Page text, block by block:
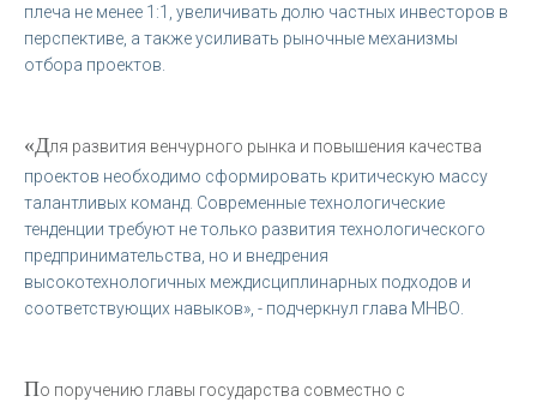
плеча не менее 1:1, увеличивать долю частных инвесторов в
перспективе, а также усиливать рыночные механизмы
отбора проектов.
«Для развития венчурного рынка и повышения качества
проектов необходимо сформировать критическую массу
талантливых команд. Современные технологические
тенденции требуют не только развития технологического
предпринимательства, но и внедрения
высокотехнологичных междисциплинарных подходов и
соответствующих навыков», - подчеркнул глава МНВО.
По поручению главы государства совместно с